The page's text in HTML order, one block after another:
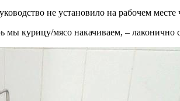
не установило на рабочем
мы курицу/мясо накачиваем, –